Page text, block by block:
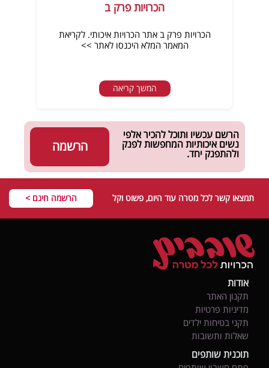
הכרויות פרק ב
הכרויות פרק ב אתר הכרויות איכותי. לקריאת
המאמר המלא היכנסו לאתר >>
המשך קריאה
הרשמה
הרשם עכשיו ותוכל להכיר אלפי
נשים איכותיות המחפשות לפנק
ולהתפנק יחד.
תמצאו קשר לכל מטרה עוד היום, פשוט וקל הרשמה חינם >
אודות
תקנון האתר
מדיניות פרטיות
תקני בטיחות ילדים
שאלות ותשובות
תוכנית שותפים